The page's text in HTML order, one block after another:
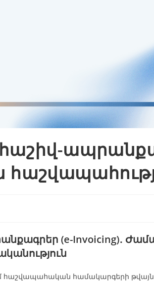
(e-Invoicing)․
հաշվապահական համակարգերի